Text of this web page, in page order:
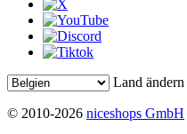
Land ändern
© 2010-2026 niceshops GmbH